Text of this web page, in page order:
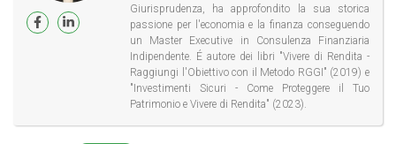
Giurisprudenza, ha approfondito la sua storica
passione per l'economia e la finanza conseguendo
un Master Executive in Consulenza Finanziaria
Indipendente. É autore dei libri "Vivere di Rendita -
Raggiungi l'Obiettivo con il Metodo RGGI" (2019) e
"Investimenti Sicuri - Come Proteggere il Tuo
Patrimonio e Vivere di Rendita" (2023).